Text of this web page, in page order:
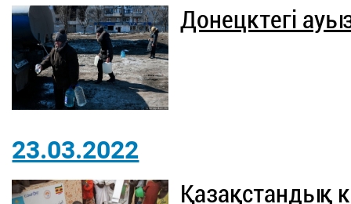
Донецктегі
23.03.2022
Қазақстандық